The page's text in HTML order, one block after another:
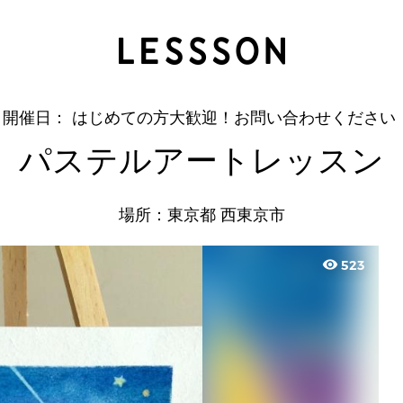
催日： はじめての方大歓迎！お問い合わせください
パステルアートレッスン
場所：東京都 西東京市
visibility 523